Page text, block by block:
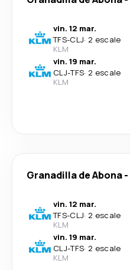
vin. 12 mar.
TFS-CLJ· 2 escale
KLM
vin. 19 mar.
CLJ-TFS· 2 escale
KLM
Granadilla de Abona-
vin. 12 mar.
TFS-CLJ· 2 escale
KLM
vin. 19 mar.
CLJ-TFS· 2 escale
KLM